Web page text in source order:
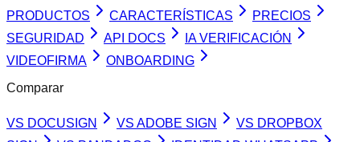
PRODUCTOS CARACTERÍSTICAS
PRECIOS
SEGURIDAD
API DOCS
IA VERIFICACIÓN
VIDEOFIRMA
ONBOARDING
Comparar
VS DOCUSIGN VS ADOBE SIGN
VS DROPBOX